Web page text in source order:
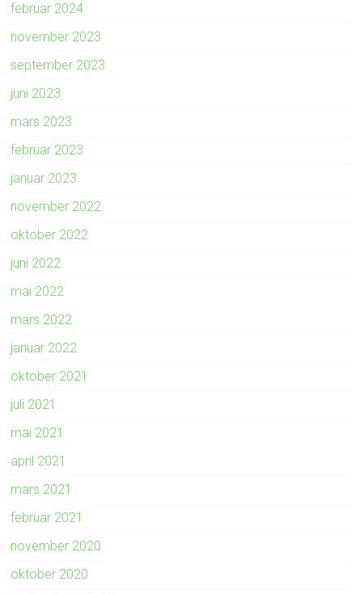
februar 2024
november 2023
september 2023
juni 2023
mars 2023
februar 2023
januar 2023
november 2022
oktober 2022
juni 2022
mai 2022
mars 2022
januar 2022
oktober 2021
juli 2021
mai 2021
april 2021
mars 2021
februar 2021
november 2020
oktober 2020